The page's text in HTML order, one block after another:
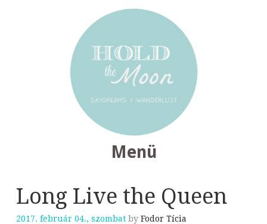
Menü
TARTALOMRA
Long Live the Queen
2017. február 04., szombat byFodor Tícia